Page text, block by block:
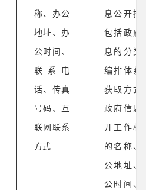
称、办公
地址、办
公时间、
联系电
话、传真
号码、互
联网联系
方式
息公开指
包括政府
息的分类
编排体系
获取方式
政府信息
开工作机
的名称、
公地址、
公时间、